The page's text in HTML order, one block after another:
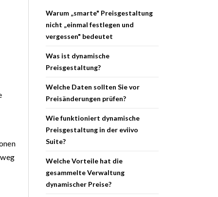
Warum „smarte" Preisgestaltung
nicht „einmal festlegen und
vergessen" bedeutet
Was ist dynamische
Preisgestaltung?
Welche Daten sollten Sie vor
Preisänderungen prüfen?
Wie funktioniert dynamische
Preisgestaltung in der eviivo
Suite?
Welche Vorteile hat die
gesammelte Verwaltung
dynamischer Preise?